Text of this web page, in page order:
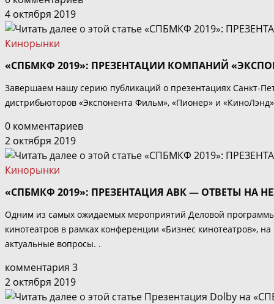
4 октября 2019
Кинорынки
«СПБМКФ 2019»: ПРЕЗЕНТАЦИИ КОМПАНИЙ
Завершаем нашу серию публикаций о презентациях Санкт-
дистрибьюторов «Экспонента Фильм», «Пионер» и
0 комментариев
2 октября 2019
Кинорынки
«СПБМКФ 2019»: ПРЕЗЕНТАЦИЯ АВК — ОТВЕТЫ НА
Одним из самых ожидаемых мероприятий Деловой программы
кинотеатров в рамках конференции «Бизнес кинотеатров»,
актуальные вопросы. .
комментария 3
2 октября 2019